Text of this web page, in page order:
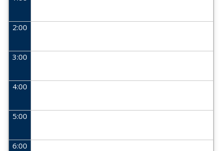
2:00
3:00
4:00
5:00
6:00